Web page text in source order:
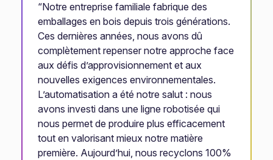
“Notre entreprise familiale fabrique des
emballages en bois depuis trois générations.
Ces dernières années, nous avons dû
complètement repenser notre approche face
aux défis d’approvisionnement et aux
nouvelles exigences environnementales.
L’automatisation a été notre salut : nous
avons investi dans une ligne robotisée qui
nous permet de produire plus efficacement
tout en valorisant mieux notre matière
première. Aujourd’hui, nous recyclons 100%